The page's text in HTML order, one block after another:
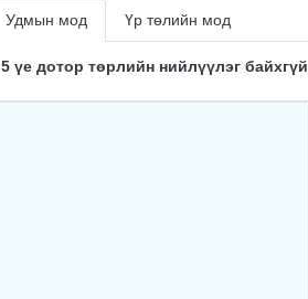
Удмын мод Үр төлийн мод
5 үе дотор төрлийн нийлүүлэг байхгүй